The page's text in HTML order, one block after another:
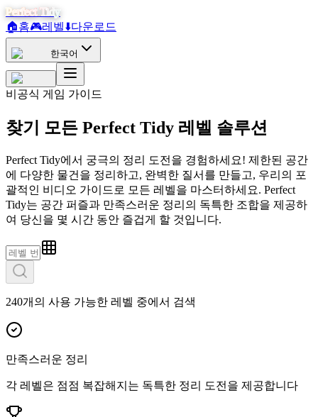
Perfect Tidy
🏠홈🎮레벨⬇️다운로드
한국어
비공식 게임 가이드
찾기 모든 Perfect Tidy 레벨 솔루션
Perfect Tidy에서 궁극의 정리 도전을 경험하세요! 제한된 공간
에 다양한 물건을 정리하고, 완벽한 질서를 만들고, 우리의 포
괄적인 비디오 가이드로 모든 레벨을 마스터하세요. Perfect
Tidy는 공간 퍼즐과 만족스러운 정리의 독특한 조합을 제공하
여 당신을 몇 시간 동안 즐겁게 할 것입니다.
240개의 사용 가능한 레벨 중에서 검색
만족스러운 정리
각 레벨은 점점 복잡해지는 독특한 정리 도전을 제공합니다